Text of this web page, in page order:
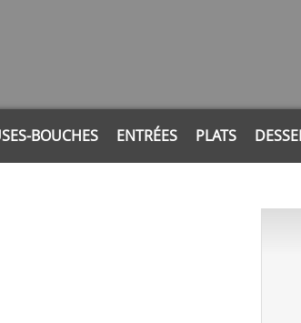
BOUCHES ENTRÉES PLATS